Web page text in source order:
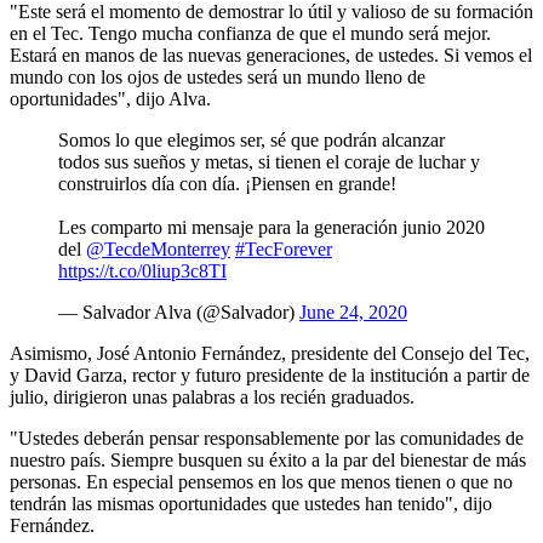
"Este será el momento de demostrar lo útil y valioso de su formación
en el Tec. Tengo mucha confianza de que el mundo será mejor.
Estará en manos de las nuevas generaciones, de ustedes. Si vemos el
mundo con los ojos de ustedes será un mundo lleno de
oportunidades", dijo Alva.
Somos lo que elegimos ser, sé que podrán alcanzar
todos sus sueños y metas, si tienen el coraje de luchar y
construirlos día con día. ¡Piensen en grande!
Les comparto mi mensaje para la generación junio 2020
del @TecdeMonterrey #TecForever
https://t.co/0liup3c8TI
— Salvador Alva (@Salvador) June 24, 2020
Asimismo, José Antonio Fernández, presidente del Consejo del Tec,
y David Garza, rector y futuro presidente de la institución a partir de
julio, dirigieron unas palabras a los recién graduados.
"Ustedes deberán pensar responsablemente por las comunidades de
nuestro país. Siempre busquen su éxito a la par del bienestar de más
personas. En especial pensemos en los que menos tienen o que no
tendrán las mismas oportunidades que ustedes han tenido", dijo
Fernández.